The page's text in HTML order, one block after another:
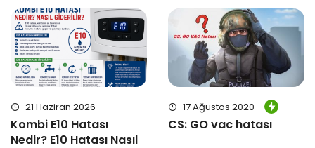
21 Haziran 2026
Kombi E10 Hatası
Nedir? E10 Hatası Nasıl
17 Ağustos 2020
CS: GO vac hatası